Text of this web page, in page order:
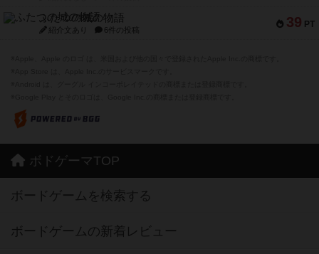
39 PT
ふたつの城の物語
紹介文あり 6件の投稿
ボドゲーマTOP
ボードゲームを検索する
ボードゲームの新着レビュー